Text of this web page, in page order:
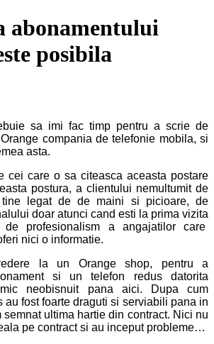
abonamentului
posibila
sa imi fac timp pentru a scrie de
compania de telefonie mobila, si
asta.
cei care o sa citeasca aceasta postare
postura, a clientului nemultumit de
legat de de maini si picioare, de
doar atunci cand esti la prima vizita
profesionalism a angajatilor care
nici o informatie.
la un Orange shop, pentru a
si un telefon redus datorita
neobisnuit pana aici. Dupa cum
au fost foarte draguti si serviabili pana in
semnat ultima hartie din contract. Nici nu
pe contract si au inceput probleme…